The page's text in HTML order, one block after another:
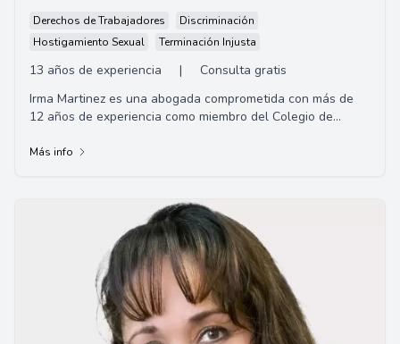
Derechos de Trabajadores
Discriminación
Hostigamiento Sexual
Terminación Injusta
13 años de experiencia |
Consulta gratis
Irma Martinez es una abogada comprometida con más de
12 años de experiencia como miembro del Colegio de
Más info